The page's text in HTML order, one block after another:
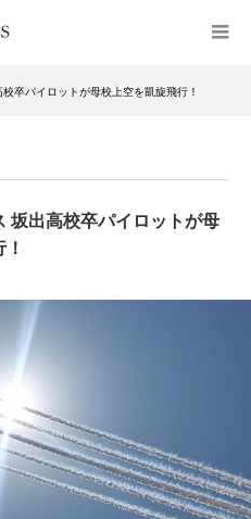
卒パイロットが母校上空を凱旋飛行！
坂出高校卒パイロットが母